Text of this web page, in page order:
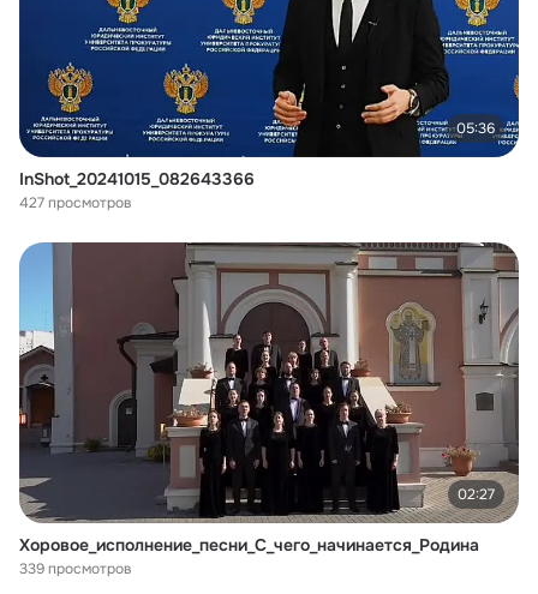
05:36
InShot_20241015_082643366
427 просмотров
02:27
Хоровое_исполнение_песни_С_чего_начинается_Родина
339 просмотров